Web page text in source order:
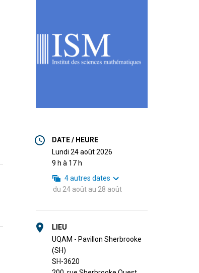
DATE / HEURE
lundi 24 août 2026
9 h à 17 h
4 autres dates
du 24 août au 28 août
LIEU
UQAM - Pavillon Sherbrooke
(SH)
SH-3620